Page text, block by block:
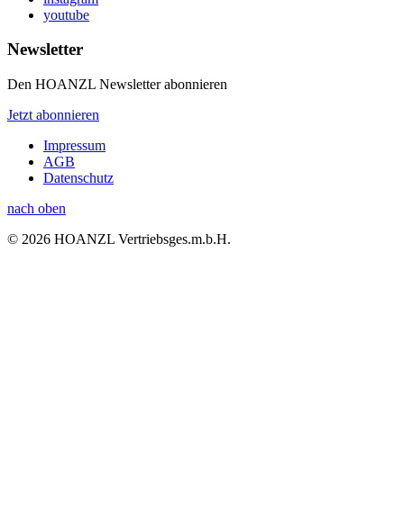
youtube
Newsletter
Den HOANZL Newsletter abonnieren
Jetzt abonnieren
Impressum
AGB
Datenschutz
nach oben
© 2026 HOANZL Vertriebsges.m.b.H.